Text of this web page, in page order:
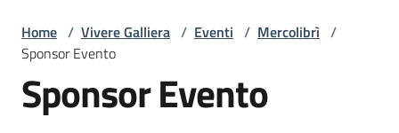
Novità
Home / Vivere Galliera / Eventi / Mercolibrì /
Sponsor Evento
Sponsor Evento